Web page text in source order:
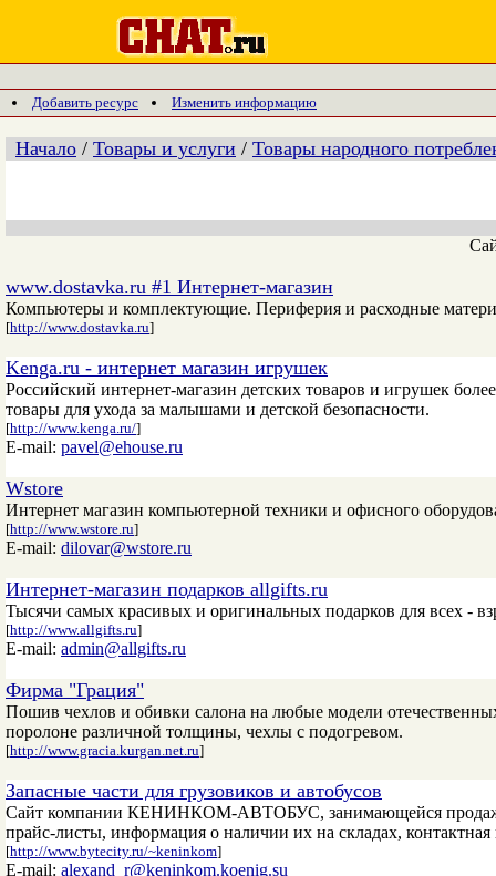
Добавить ресурс Изменить информацию
Начало / Товары и услуги / Товары народного
www.dostavka.ru #1 Интернет-магазин
Компьютеры и комплектующие. Периферия и расходные
[http://www.dostavka.ru]
Kenga.ru - интернет магазин игрушек
Российский интернет-магазин детских товаров и игрушек
товары для ухода за малышами и детской безопасности.
[http://www.kenga.ru/]
E-mail: pavel@ehouse.ru
Wstore
Интернет магазин компьютерной техники и офисного
[http://www.wstore.ru]
E-mail: dilovar@wstore.ru
Интернет-магазин подарков allgifts.ru
Тысячи самых красивых и оригинальных подарков для всех -
[http://www.allgifts.ru]
E-mail: admin@allgifts.ru
Фирма "Грация"
Пошив чехлов и обивки салона на любые модели
поролоне различной толщины, чехлы с подогревом.
[http://www.gracia.kurgan.net.ru]
Запасные части для грузовиков и автобусов
Сайт компании КЕНИНКОМ-АВТОБУС, занимающейся продажей
прайс-листы, информация о наличии их на складах,
[http://www.bytecity.ru/~keninkom]
E-mail: alexand_r@keninkom.koenig.su